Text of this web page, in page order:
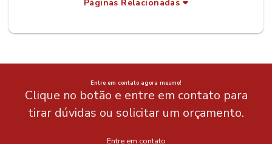
Páginas Relacionadas
Entre em contato agora mesmo!
Clique no botão e entre em contato para
tirar dúvidas ou solicitar um orçamento.
Entre em contato